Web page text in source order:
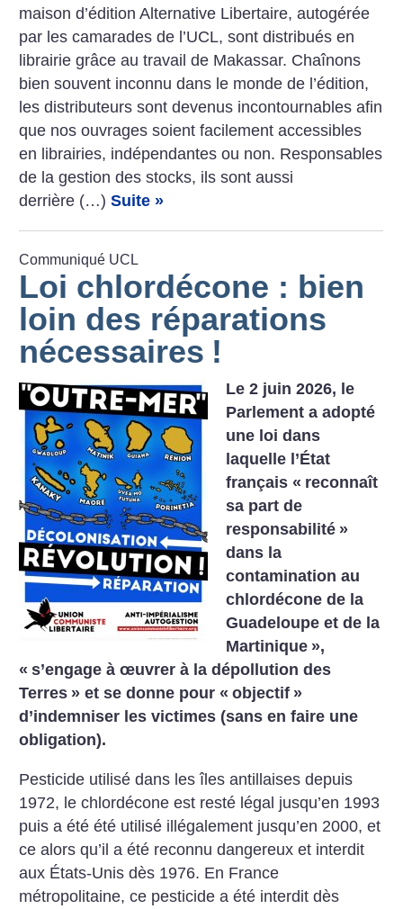
maison d’édition Alternative Libertaire, autogérée
par les camarades de l’UCL, sont distribués en
librairie grâce au travail de Makassar. Chaînons
bien souvent inconnu dans le monde de l’édition,
les distributeurs sont devenus incontournables afin
que nos ouvrages soient facilement accessibles
en librairies, indépendantes ou non. Responsables
de la gestion des stocks, ils sont aussi
derrière (…)Suite »
Communiqué UCL
Loi chlordécone : bien
loin des réparations
nécessaires !
Le 2 juin 2026, le
Parlement a adopté
une loi dans
laquelle l’État
français « reconnaît
sa part de
responsabilité »
dans la
contamination au
chlordécone de la
Guadeloupe et de la
Martinique »,
« s’engage à œuvrer à la dépollution des
Terres » et se donne pour « objectif »
d’indemniser les victimes (sans en faire une
obligation).
Pesticide utilisé dans les îles antillaises depuis
1972, le chlordécone est resté légal jusqu’en 1993
puis a été été utilisé illégalement jusqu’en 2000, et
ce alors qu’il a été reconnu dangereux et interdit
aux États-Unis dès 1976. En France
métropolitaine, ce pesticide a été interdit dès